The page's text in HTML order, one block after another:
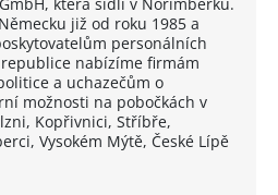
která sídlí v Norimberku.
již od roku 1985 a
personálních
republice nabízíme firmám
a uchazečům o
možnosti na pobočkách v
Kopřivnici, Stříbře,
Vysokém Mýtě, České Lípě